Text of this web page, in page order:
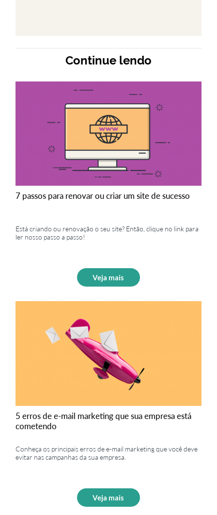
Continue lendo
7 passos para renovar ou criar um site de sucesso
Está criando ou renovação o seu site? Então, clique no link para
ler nosso passo a passo!
Veja mais
5 erros de e-mail marketing que sua empresa está
cometendo
Conheça os principais erros de e-mail marketing que você deve
evitar nas campanhas da sua empresa.
Veja mais